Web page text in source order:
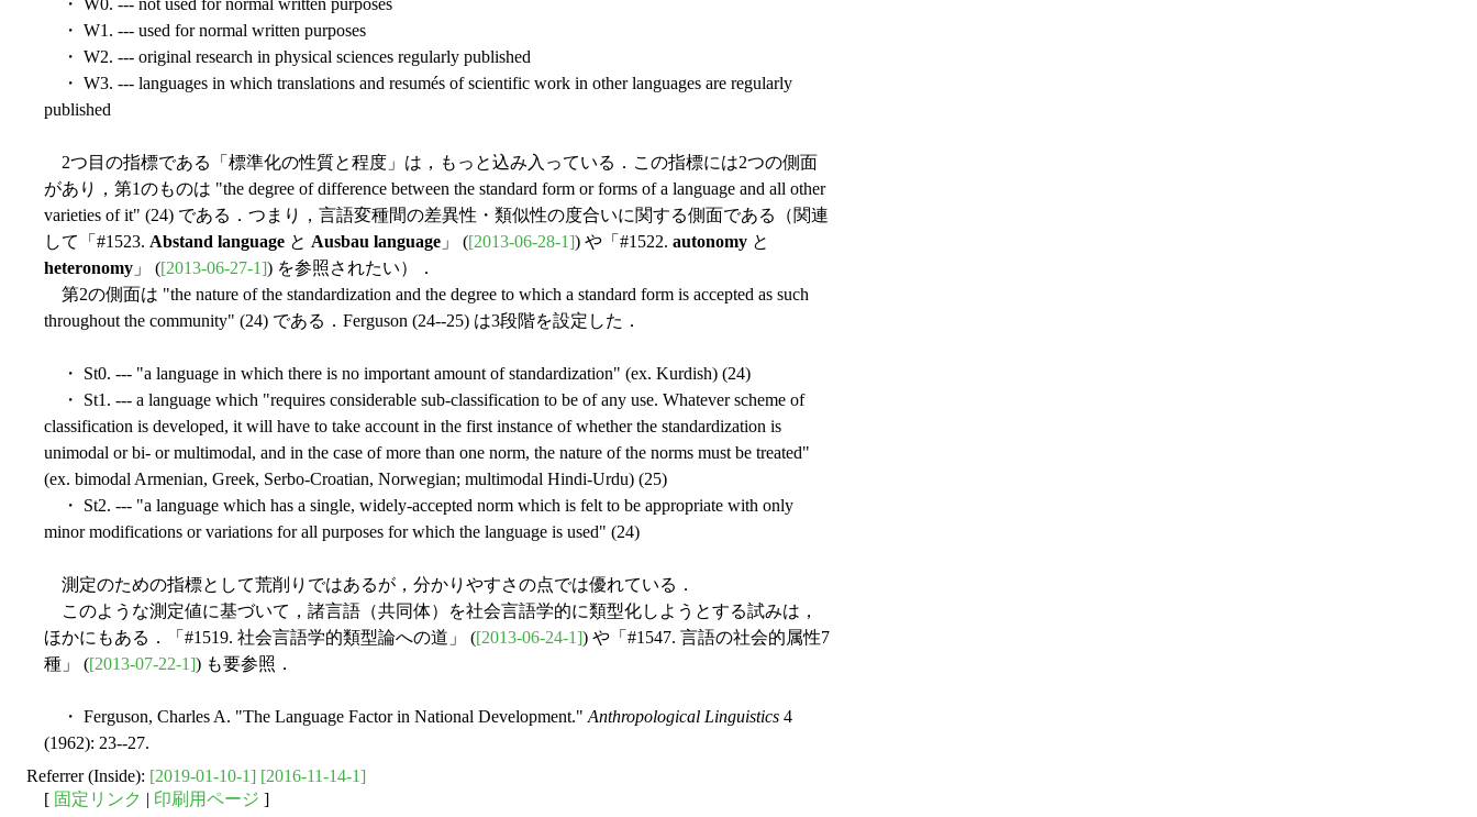
・ W1. --- used for normal written purposes
・ W2. --- original research in physical sciences regularly published
・ W3. --- languages in which translations and resumés of scientific work in other languages are regularly
published
2つ目の指標である「標準化の性質と程度」は，もっと込み入っている．この指標には2つの側面
があり，第1のものは "the degree of difference between the standard form or forms of a language and all other
varieties of it" (24) である．つまり，言語変種間の差異性・類似性の度合いに関する側面である（関連
して「#1523. Abstand language と Ausbau language 」 ([2013-06-28-1]) や「#1522. autonomy と
heteronomy 」 ([2013-06-27-1]) を参照されたい）．
第2の側面は "the nature of the standardization and the degree to which a standard form is accepted as such
throughout the community" (24) である．Ferguson (24--25) は3段階を設定した．
・ St0. --- "a language in which there is no important amount of standardization" (ex. Kurdish) (24)
・ St1. --- a language which "requires considerable sub-classification to be of any use. Whatever scheme of
classification is developed, it will have to take account in the first instance of whether the standardization is
unimodal or bi- or multimodal, and in the case of more than one norm, the nature of the norms must be treated"
(ex. bimodal Armenian, Greek, Serbo-Croatian, Norwegian; multimodal Hindi-Urdu) (25)
・ St2. --- "a language which has a single, widely-accepted norm which is felt to be appropriate with only
minor modifications or variations for all purposes for which the language is used" (24)
測定のための指標として荒削りではあるが，分かりやすさの点では優れている．
このような測定値に基づいて，諸言語（共同体）を社会言語学的に類型化しようとする試みは，
ほかにもある．「#1519. 社会言語学的類型論への道」 ([2013-06-24-1]) や「#1547. 言語の社会的属性7
種」 ([2013-07-22-1]) も要参照．
・ Ferguson, Charles A. "The Language Factor in National Development." Anthropological Linguistics 4
(1962): 23--27.
Referrer (Inside): [2019-01-10-1] [2016-11-14-1]
[ 固定リンク | 印刷用ページ ]